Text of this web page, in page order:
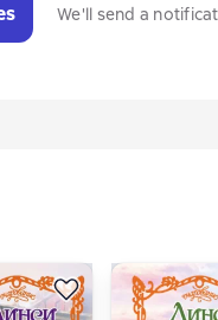
We'll send a